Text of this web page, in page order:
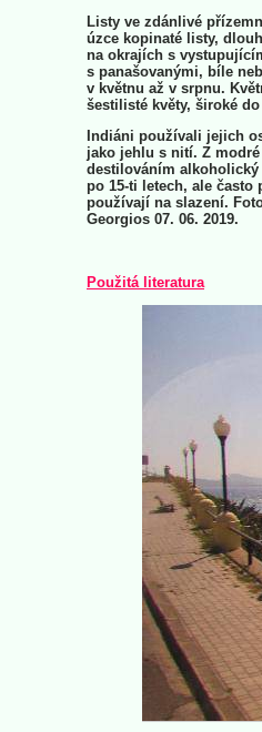
Listy ve zdánlivé
úzce kopinaté listy,
na okrajích s
s panašovanými, bíle
v květnu až v srpnu.
šestilisté květy, široké
Indiáni používali jejich
jako jehlu s nití. Z
destilováním
po 15-ti letech, ale
používají na slazení.
Georgios 07. 06. 2019.
Použitá literatura